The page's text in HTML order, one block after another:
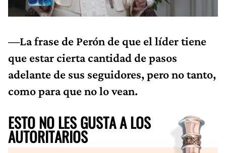
—La frase de Perón de que el líder tiene
que estar cierta cantidad de pasos
adelante de sus seguidores, pero no tanto,
como para que no lo vean.
ESTO NO LES GUSTA A LOS
AUTORITARIOS